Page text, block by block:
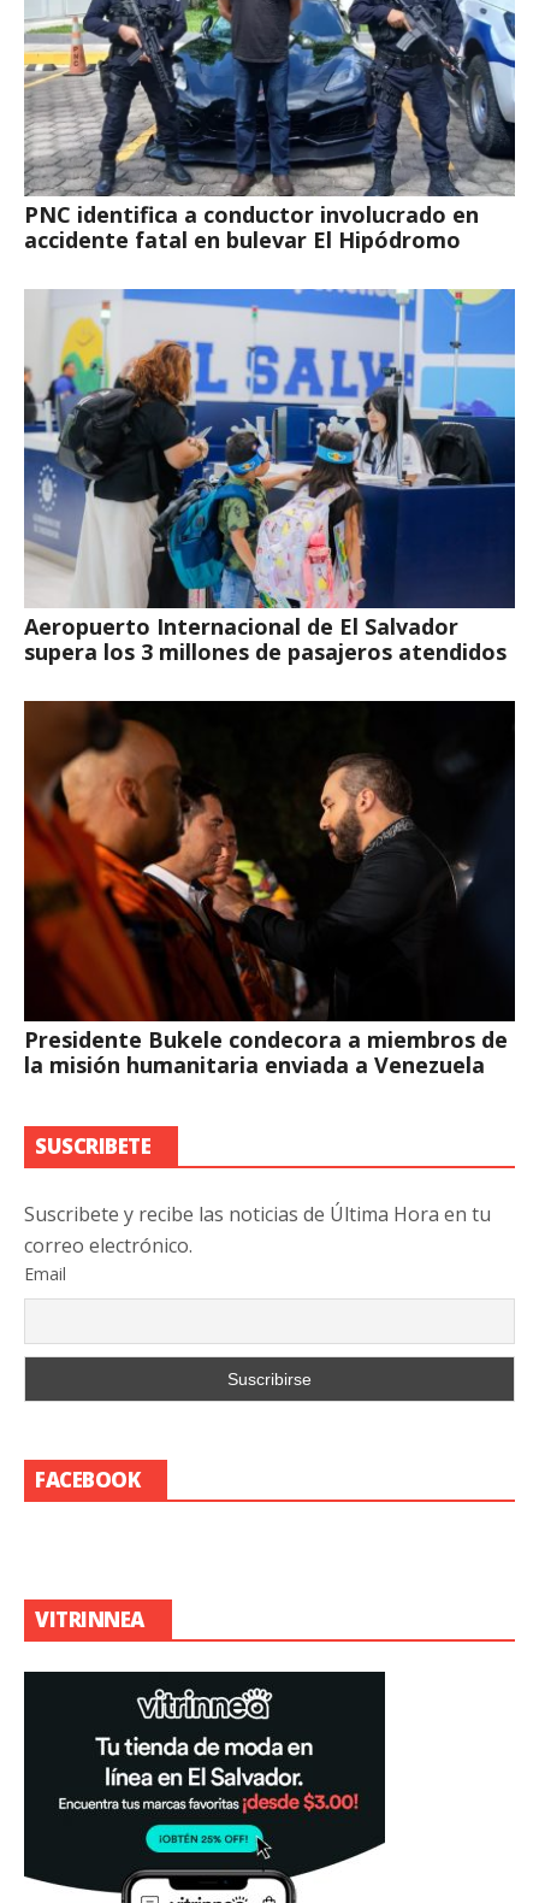
PNC identifica a conductor involucrado en
accidente fatal en bulevar El Hipódromo
Aeropuerto Internacional de El Salvador
supera los 3 millones de pasajeros atendidos
Presidente Bukele condecora a miembros de
la misión humanitaria enviada a Venezuela
SUSCRIBETE
Suscribete y recibe las noticias de Última Hora en tu
correo electrónico.
Email
FACEBOOK
VITRINNEA